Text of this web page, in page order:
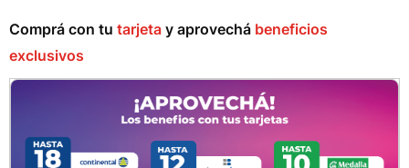
Comprá con tu tarjeta y aprovechá beneficios
exclusivos